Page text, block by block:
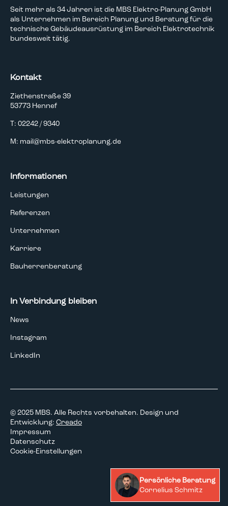
Seit mehr als 34 Jahren ist die MBS Elektro-Planung GmbH
als Unternehmen im Bereich Planung und Beratung für die
technische Gebäudeausrüstung im Bereich Elektrotechnik
bundesweit tätig.
Kontakt
Ziethenstraße 39
53773 Hennef
T: 02242 / 9340
M: mail@mbs-elektroplanung.de
Informationen
Leistungen
Referenzen
Unternehmen
Karriere
Bauherrenberatung
In Verbindung bleiben
News
Instagram
LinkedIn
© 2025 MBS. Alle Rechts vorbehalten. Design und
Entwicklung: Creado
Impressum
Datenschutz
Cookie-Einstellungen
Persönliche Beratung
Cornelius Schmitz